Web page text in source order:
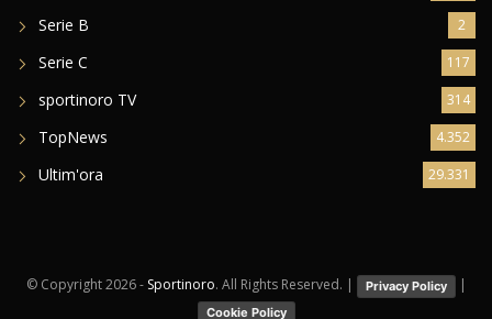
Serie B 2
Serie C 117
sportinoro TV 314
TopNews 4.352
Ultim'ora 29.331
© Copyright2026 - Sportinoro. All Rights Reserved. | Privacy Policy |
Cookie Policy